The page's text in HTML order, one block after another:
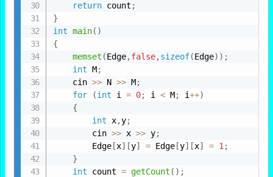
return count ;
}
int main( )
{
memset (Edge,false,sizeof(Edge) ) ;
int M;
    cin
>> N >> M;
for
(int i = 0; i < M; i++)
{
int x,y;
        cin
>> x >> y;
        Edge
[x] [y] = Edge [y] [x] = 1 ;
}
int count = getCount ( ) ;